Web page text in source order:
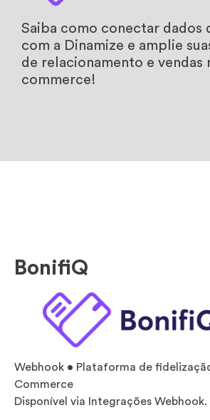
Saiba como conectar dados
com a Dinamize e amplie
de relacionamento e vendas
commerce!
BonifiQ
Webhook • Plataforma de
Commerce
Disponível via Integrações Webhook.